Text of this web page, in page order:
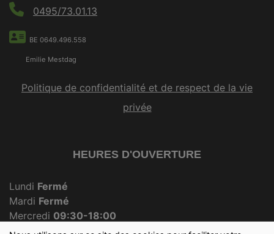
0495/73.01.13
BE 0649.496.558
Emilie Mestdag
Politique de confidentialité et de respect de la vie
privée
HEURES D'OUVERTURE
Lundi Fermé
Mardi Fermé
Mercredi 09:30-18:00
JeudiFermé